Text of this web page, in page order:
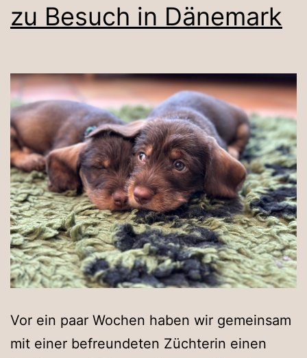
zu Besuch in Dänemark
Vor ein paar Wochen haben wir gemeinsam
mit einer befreundeten Züchterin einen